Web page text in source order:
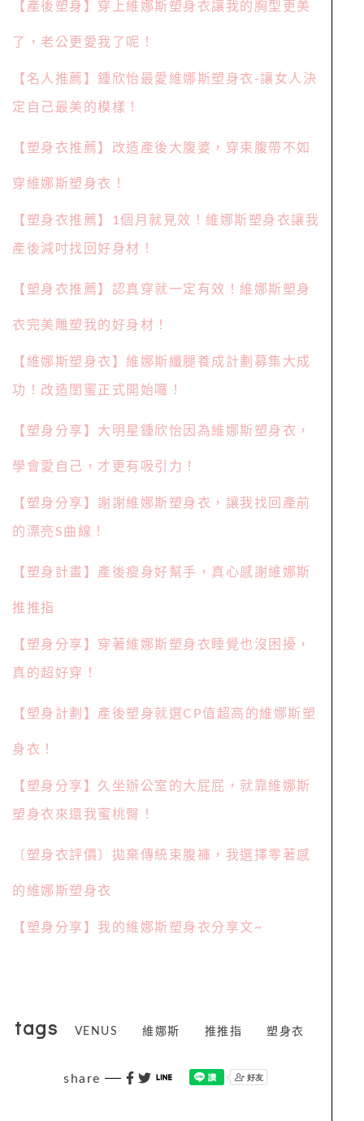
【產後塑身】穿上維娜斯塑身衣讓我的胸型更美
了，老公更愛我了呢！
【名人推薦】鍾欣怡最愛維娜斯塑身衣-讓女人決
定自己最美的模樣！
【塑身衣推薦】改造產後大腹婆，穿束腹帶不如
穿維娜斯塑身衣！
【塑身衣推薦】1個月就見效！維娜斯塑身衣讓我
產後減吋找回好身材！
【塑身衣推薦】認真穿就一定有效！維娜斯塑身
衣完美雕塑我的好身材！
【維娜斯塑身衣】維娜斯纖腿養成計劃募集大成
功！改造閨蜜正式開始囉！
【塑身分享】大明星鍾欣怡因為維娜斯塑身衣，
學會愛自己，才更有吸引力！
【塑身分享】謝謝維娜斯塑身衣，讓我找回產前
的漂亮S曲線！
【塑身計畫】產後瘦身好幫手，真心感謝維娜斯
推推指
【塑身分享】穿著維娜斯塑身衣睡覺也沒困擾，
真的超好穿！
【塑身計劃】產後塑身就選CP值超高的維娜斯塑
身衣！
【塑身分享】久坐辦公室的大屁屁，就靠維娜斯
塑身衣來還我蜜桃臀！
〔塑身衣評價〕拋棄傳統束腹褲，我選擇零著感
的維娜斯塑身衣
【塑身分享】我的維娜斯塑身衣分享文~
tags VENUS 維娜斯 推推指 塑身衣
share